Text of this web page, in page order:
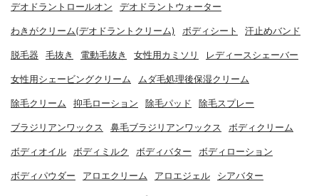
デオドラントロールオン デオドラントウォーター
わきがクリーム(デオドラントクリーム) ボディシート 汗止めバンド
脱毛器 毛抜き 電動毛抜き 女性用カミソリ レディースシェーバー
女性用シェービングクリーム ムダ毛処理後保湿クリーム
除毛クリーム 抑毛ローション 除毛パッド 除毛スプレー
ブラジリアンワックス 鼻毛ブラジリアンワックス ボディクリーム
ボディオイル ボディミルク ボディバター ボディローション
ボディパウダー アロエクリーム アロエジェル シアバター